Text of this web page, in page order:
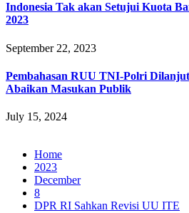
Indonesia Tak akan Setujui Kuota
2023
September 22, 2023
Pembahasan RUU TNI-Polri
Abaikan Masukan Publik
July 15, 2024
Home
2023
December
8
DPR RI Sahkan Revisi UU ITE